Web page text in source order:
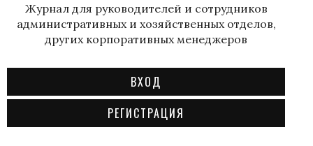
Журнал для руководителей и сотрудников
административных и хозяйственных отделов,
других корпоративных менеджеров
ВХОД
РЕГИСТРАЦИЯ